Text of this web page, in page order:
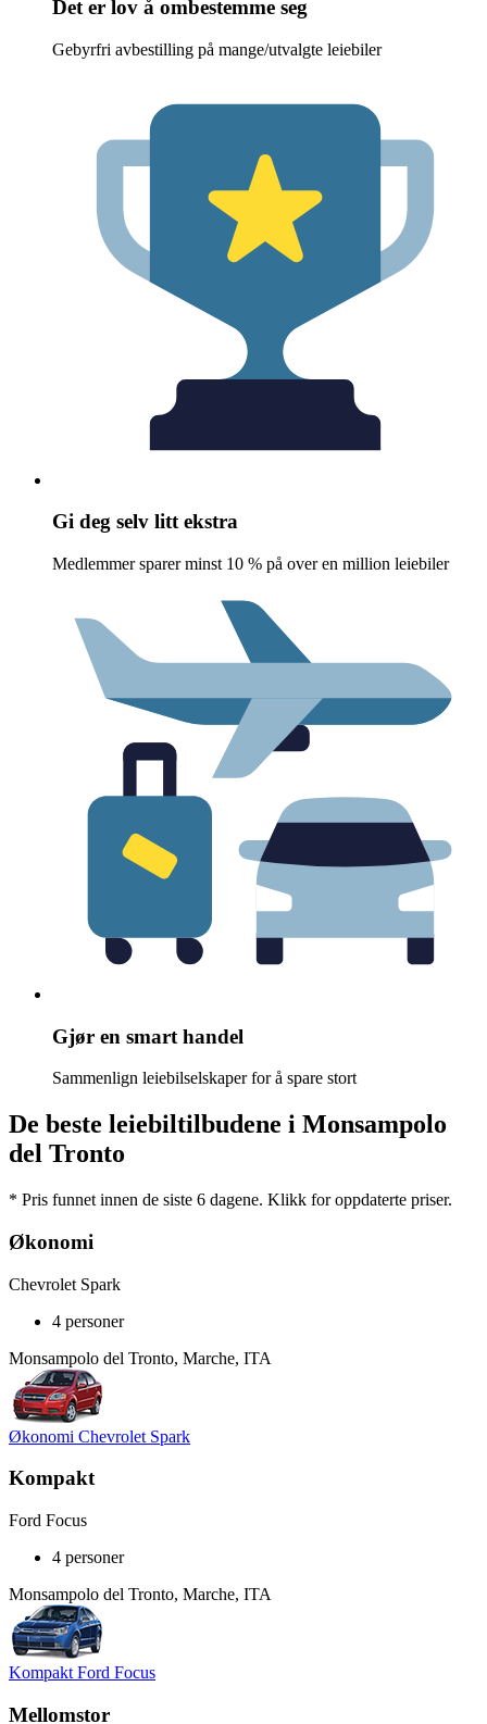
Det er lov å ombestemme seg
Gebyrfri avbestilling på mange/utvalgte leiebiler
Gi deg selv litt ekstra
Medlemmer sparer minst 10 % på over en million leiebiler
Gjør en smart handel
Sammenlign leiebilselskaper for å spare stort
De beste leiebiltilbudene i Monsampolo
del Tronto
* Pris funnet innen de siste 6 dagene. Klikk for oppdaterte priser.
Økonomi
Chevrolet Spark
4 personer
Monsampolo del Tronto, Marche, ITA
Økonomi Chevrolet Spark
Kompakt
Ford Focus
4 personer
Monsampolo del Tronto, Marche, ITA
Kompakt Ford Focus
Mellomstor